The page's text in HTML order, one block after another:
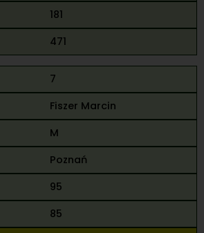
181
471
7
Fiszer Marcin
M
Poznań
95
85